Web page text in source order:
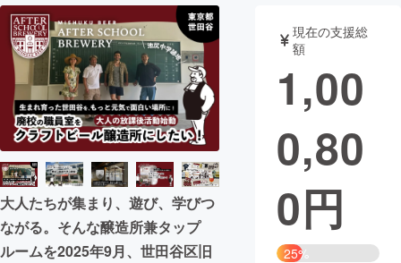
テクノロジー・ガジェット
映像・映画 書籍・雑誌
ビジネス・起業 チャレンジ
まちづくり・地域活性化
CAMPFIRE for Social Good
CAMPFIRE Creation
大人たちが集まり、遊び、学びつ
ながる。そんな醸造所兼タップ
ルームを2025年9月、世田谷区旧
現在の支援総
額
1,00
0,80
0円
25%